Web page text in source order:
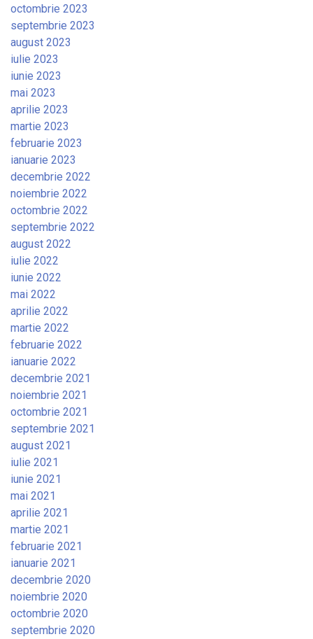
octombrie 2023
septembrie 2023
august 2023
iulie 2023
iunie 2023
mai 2023
aprilie 2023
martie 2023
februarie 2023
ianuarie 2023
decembrie 2022
noiembrie 2022
octombrie 2022
septembrie 2022
august 2022
iulie 2022
iunie 2022
mai 2022
aprilie 2022
martie 2022
februarie 2022
ianuarie 2022
decembrie 2021
noiembrie 2021
octombrie 2021
septembrie 2021
august 2021
iulie 2021
iunie 2021
mai 2021
aprilie 2021
martie 2021
februarie 2021
ianuarie 2021
decembrie 2020
noiembrie 2020
octombrie 2020
septembrie 2020